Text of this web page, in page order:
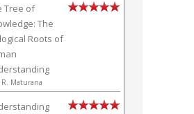
Tree of
The
Roots of
Maturana